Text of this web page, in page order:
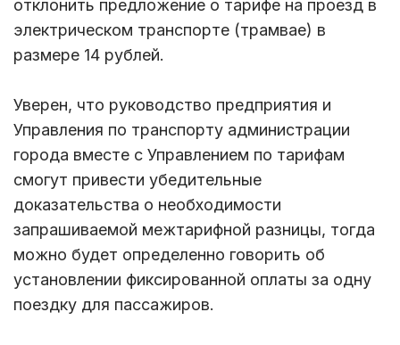
отклонить предложение о тарифе на проезд в
электрическом транспорте (трамвае) в
размере 14 рублей.
Уверен, что руководство предприятия и
Управления по транспорту администрации
города вместе с Управлением по тарифам
смогут привести убедительные
доказательства о необходимости
запрашиваемой межтарифной разницы, тогда
можно будет определенно говорить об
установлении фиксированной оплаты за одну
поездку для пассажиров.